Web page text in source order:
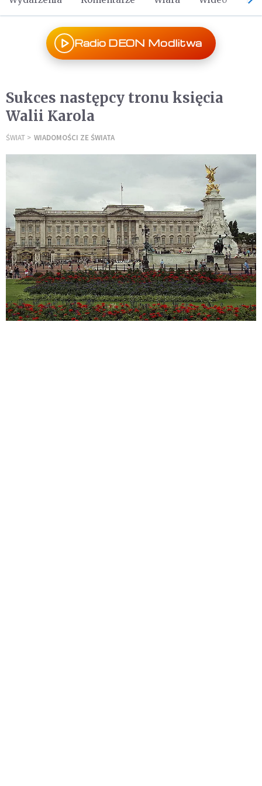
Radio DEON Modlitwa
Sukces następcy tronu księcia
Walii Karola
ŚWIAT WIADOMOŚCI ZE ŚWIATA